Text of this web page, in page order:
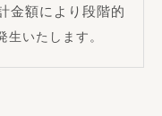
金額により段階的
生いたします。